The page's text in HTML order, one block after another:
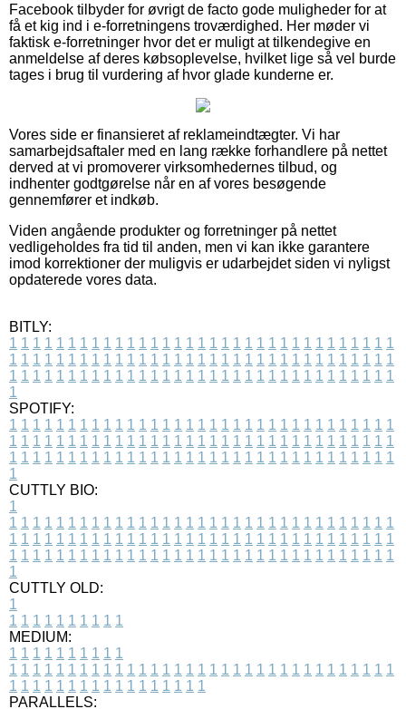
Facebook tilbyder for øvrigt de facto gode muligheder for at
få et kig ind i e-forretningens troværdighed. Her møder vi
faktisk e-forretninger hvor det er muligt at tilkendegive en
anmeldelse af deres købsoplevelse, hvilket lige så vel burde
tages i brug til vurdering af hvor glade kunderne er.
Vores side er finansieret af reklameindtægter. Vi har
samarbejdsaftaler med en lang række forhandlere på nettet
derved at vi promoverer virksomhedernes tilbud, og
indhenter godtgørelse når en af vores besøgende
gennemfører et indkøb.
Viden angående produkter og forretninger på nettet
vedligeholdes fra tid til anden, men vi kan ikke garantere
imod korrektioner der muligvis er udarbejdet siden vi nyligst
opdaterede vores data.
BITLY:
1 1 1 1 1 1 1 1 1 1 1 1 1 1 1 1 1 1 1 1 1 1 1 1 1 1 1 1 1 1 1 1 1
1 1 1 1 1 1 1 1 1 1 1 1 1 1 1 1 1 1 1 1 1 1 1 1 1 1 1 1 1 1 1 1 1
1 1 1 1 1 1 1 1 1 1 1 1 1 1 1 1 1 1 1 1 1 1 1 1 1 1 1 1 1 1 1 1 1
1
SPOTIFY:
1 1 1 1 1 1 1 1 1 1 1 1 1 1 1 1 1 1 1 1 1 1 1 1 1 1 1 1 1 1 1 1 1
1 1 1 1 1 1 1 1 1 1 1 1 1 1 1 1 1 1 1 1 1 1 1 1 1 1 1 1 1 1 1 1 1
1 1 1 1 1 1 1 1 1 1 1 1 1 1 1 1 1 1 1 1 1 1 1 1 1 1 1 1 1 1 1 1 1
1
CUTTLY BIO:
1
1 1 1 1 1 1 1 1 1 1 1 1 1 1 1 1 1 1 1 1 1 1 1 1 1 1 1 1 1 1 1 1 1
1 1 1 1 1 1 1 1 1 1 1 1 1 1 1 1 1 1 1 1 1 1 1 1 1 1 1 1 1 1 1 1 1
1 1 1 1 1 1 1 1 1 1 1 1 1 1 1 1 1 1 1 1 1 1 1 1 1 1 1 1 1 1 1 1 1
1
CUTTLY OLD:
1
1 1 1 1 1 1 1 1 1 1
MEDIUM:
1 1 1 1 1 1 1 1 1 1
1 1 1 1 1 1 1 1 1 1 1 1 1 1 1 1 1 1 1 1 1 1 1 1 1 1 1 1 1 1 1 1 1
1 1 1 1 1 1 1 1 1 1 1 1 1 1 1 1 1
PARALLELS: